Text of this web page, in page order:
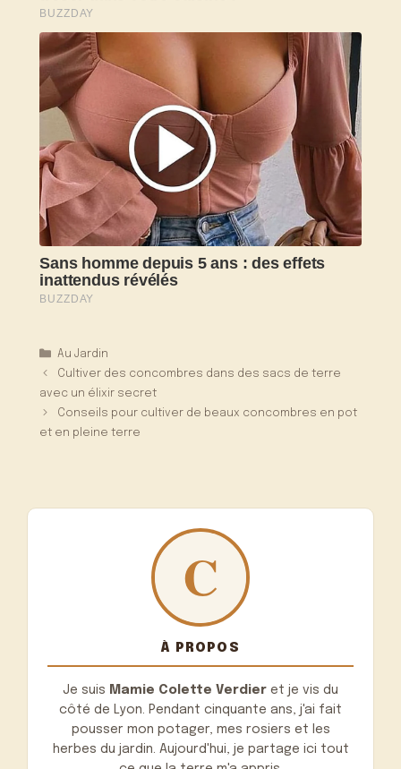
Catégories
Au Jardin
Cultiver des concombres dans des sacs de terre
avec un élixir secret
Conseils pour cultiver de beaux concombres en pot
et en pleine terre
À PROPOS
Je suis Mamie Colette Verdier et je vis du
côté de Lyon. Pendant cinquante ans, j'ai fait
pousser mon potager, mes rosiers et les
herbes du jardin. Aujourd'hui, je partage ici tout